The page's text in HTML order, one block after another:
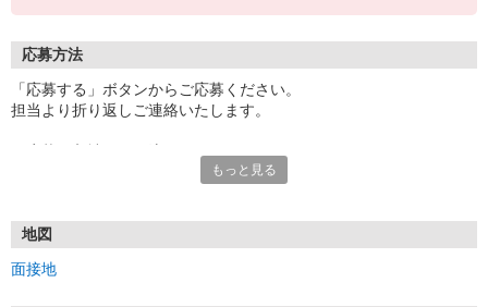
応募方法
「応募する」ボタンからご応募ください。
担当より折り返しご連絡いたします。
*来社面接またはオンライン面接が可能です。
（応募情報不足の場合は、履歴書・職務経歴書を頂くケースがあ
もっと見る
地図
面接地